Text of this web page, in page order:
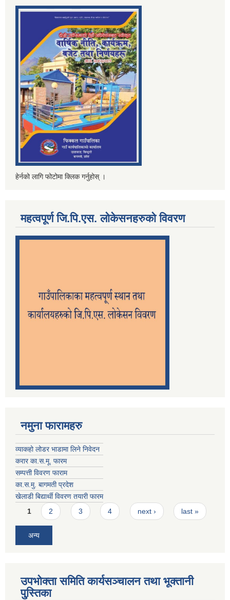
हेर्नको लागि फोटोमा क्लिक गर्नुहोस् ।
महत्वपूर्ण जि.पि.एस. लोकेसनहरुको विवरण
नमुना फारामहरु
व्याकहो लोडर भाडामा लिने निवेदन
करार का.स.मू. फारम
सम्पत्ती विवरण फाराम
का.स.मु. बागमती प्रदेश
खेलाडी बिद्यार्थी विवरण तयारी फारम
Pages
1 2 3 4 next › last »
अन्य
उपभोक्ता समिति कार्यसञ्चालन तथा भूक्तानी
पु्स्तिका